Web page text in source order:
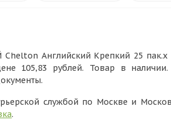
Английский Крепкий 25 пак.х
105,83 рублей. Товар в
службой по Москве и
.